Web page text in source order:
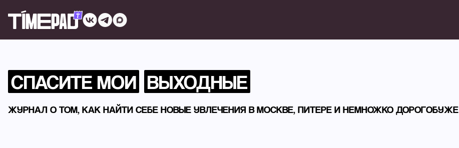
СПАСИТЕ МОИ ВЫХОДНЫЕ
ЖУРНАЛ О ТОМ, КАК НАЙТИ СЕБЕ НОВЫЕ УВЛЕЧЕНИЯ В МОСКВЕ, ПИТЕРЕ И НЕМНОЖКО ДОРОГОБУЖЕ